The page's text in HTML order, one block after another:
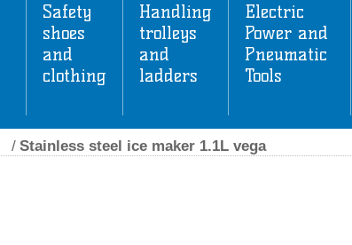
Safety
shoes
and
clothing
Handling
trolleys
and
ladders
Electric
Power and
Pneumatic
Tools
/ Stainless steel ice maker 1.1L vega